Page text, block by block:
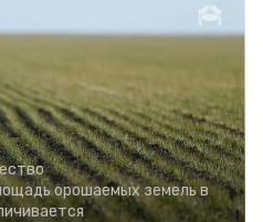
орошаемых земель в